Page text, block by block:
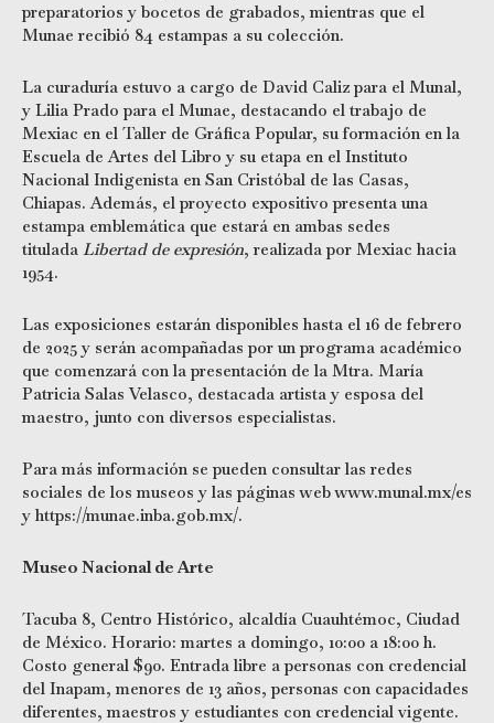
preparatorios y bocetos de grabados, mientras que el
Munae recibió 84 estampas a su colección.
La curaduría estuvo a cargo de David Caliz para el Munal,
y Lilia Prado para el Munae, destacando el trabajo de
Mexiac en el Taller de Gráfica Popular, su formación en la
Escuela de Artes del Libro y su etapa en el Instituto
Nacional Indigenista en San Cristóbal de las Casas,
Chiapas. Además, el proyecto expositivo presenta una
estampa emblemática que estará en ambas sedes
titulada Libertad de expresión, realizada por Mexiac hacia
1954.
Las exposiciones estarán disponibles hasta el 16 de febrero
de 2025 y serán acompañadas por un programa académico
que comenzará con la presentación de la Mtra. María
Patricia Salas Velasco, destacada artista y esposa del
maestro, junto con diversos especialistas.
Para más información se pueden consultar las redes
sociales de los museos y las páginas web www.munal.mx/es
y https://munae.inba.gob.mx/.
Museo Nacional de Arte
Tacuba 8, Centro Histórico, alcaldía Cuauhtémoc, Ciudad
de México. Horario: martes a domingo, 10:00 a 18:00 h.
Costo general $90. Entrada libre a personas con credencial
del Inapam, menores de 13 años, personas con capacidades
diferentes, maestros y estudiantes con credencial vigente.